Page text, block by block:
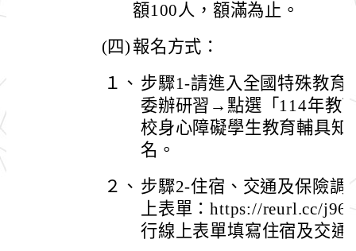
額100人，額滿為止。
(四) 報名方式：
１、 步驟1-請進入全國特殊教
委辦研習→點選「114年教
校身心障礙學生教育輔具
名。
２、 步驟2-住宿、交通及保險調
上表單：https://reurl.cc/
行線上表單填寫住宿及交通